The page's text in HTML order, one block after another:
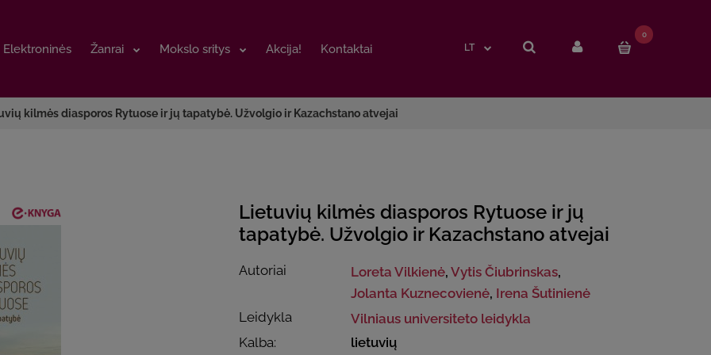
Elektroninės Žanrai Mokslo sritys Akcija! Kontaktai LT
0
Elektroninės Žanrai Mokslo sritys Akcija! Kontaktai LT
0
kilmės diasporos Rytuose ir jų tapatybė. Užvolgio ir Kazachstano atvejai
Lietuvių kilmės diasporos Rytuose ir jų
tapatybė. Užvolgio ir Kazachstano atvejai
Autoriai Loreta Vilkienė, Vytis Čiubrinskas,
Jolanta Kuznecovienė, Irena Šutinienė
Leidykla
Vilniaus universiteto leidykla
Kalba:
lietuvių